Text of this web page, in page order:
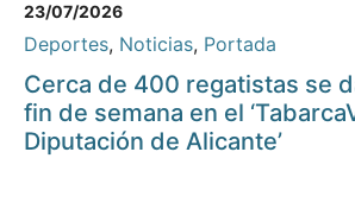
23/07/2026
Deportes, Noticias, Portada
Cerca de 400 regatistas se
fin de semana en el
Diputación de Alicante’